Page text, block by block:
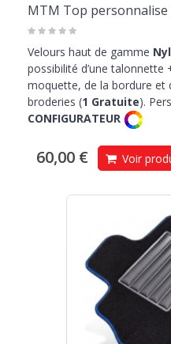
MTM Top
Velours haut de gamme
possibilité d’une talonnette
moquette, de la bordure et
broderies (1 Gratuite).
CONFIGURATEUR
60,00 € Voir